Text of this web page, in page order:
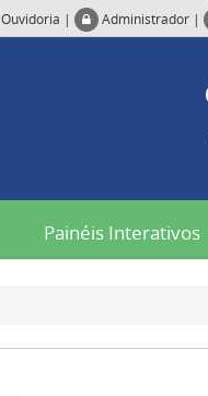
Ouvidoria | Administrador |
Painéis Interativos